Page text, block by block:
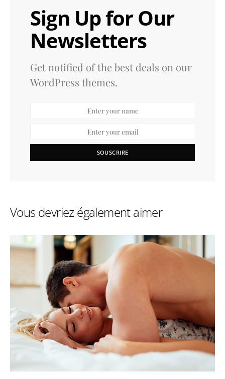
Sign Up for Our
Newsletters
Get notified of the best deals on our
WordPress themes.
SOUSCRIRE
Vous devriez également aimer